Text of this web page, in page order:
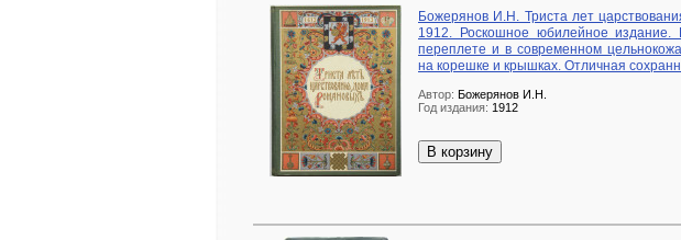
Божерянов И.Н. Триста лет
1912. Роскошное юбилейное издание.
переплете и в современном
на корешке и крышках. Отличная
Автор: Божерянов И.Н.
Год издания: 1912
В корзину